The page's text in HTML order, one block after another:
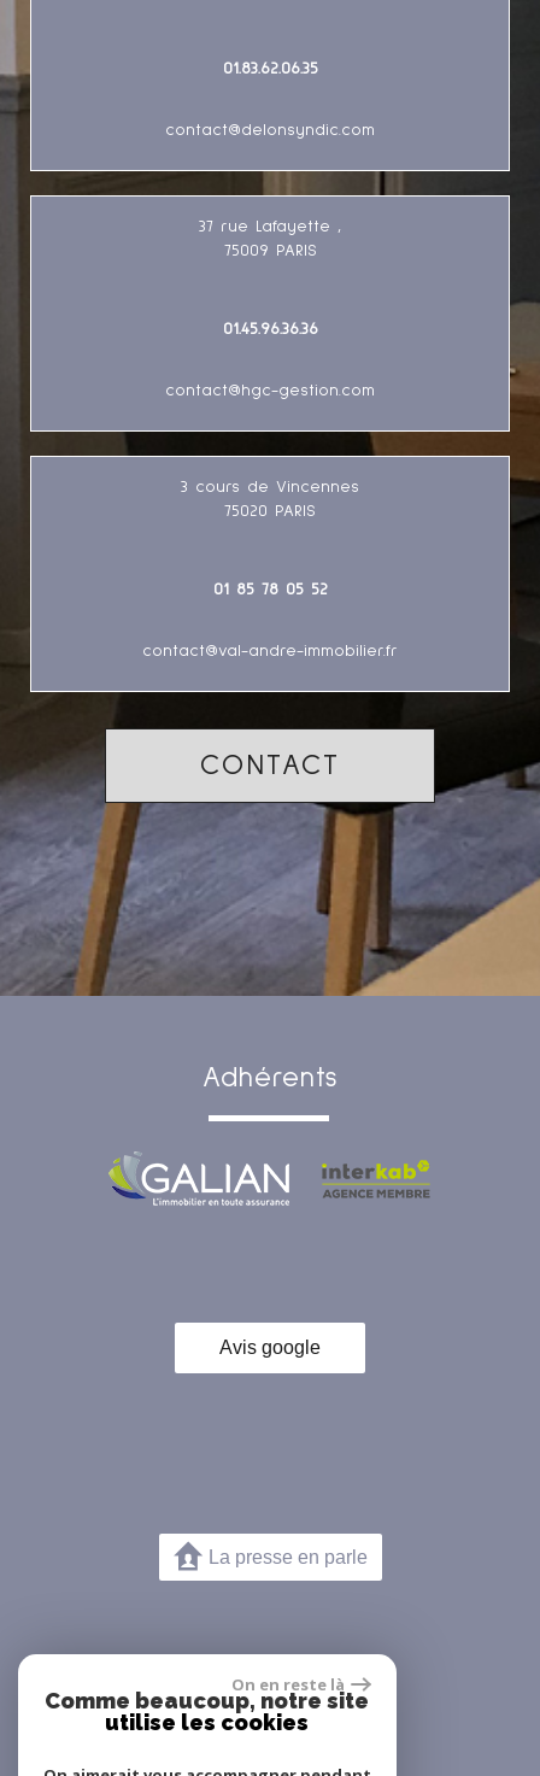
01.83.62.06.35
contact@delonsyndic.com
37 rue Lafayette ,
75009
PARIS
01.45.96.36.36
contact@hgc-gestion.com
3 cours de Vincennes
75020
PARIS
01 85 78 05 52
contact@val-andre-immobilier.fr
CONTACT
adhérents
Avis google
La presse en parle
On en reste là
Comme beaucoup, notre site
utilise les cookies